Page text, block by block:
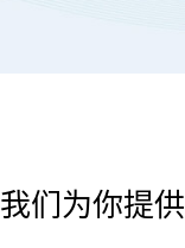
我们为你提